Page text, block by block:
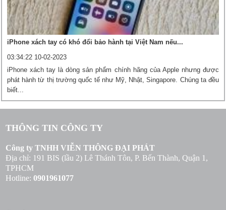
iPhone xách tay có khó đổi bảo hành tại Việt Nam nếu...
03:34:22 10-02-2023
iPhone xách tay là dòng sản phẩm chính hãng của Apple nhưng được
phát hành từ thị trường quốc tế như Mỹ, Nhật, Singapore. Chúng ta đều
biết...
THÔNG TIN CÔNG TY
Công ty TNHH VIỄN THÔNG ĐẠI PHÁT
Địa chỉ: 191 BIS (lầu 2) Lê Thánh Tôn, P. Bến Thành, Quận 1,
TPHCM
Hotline:0901961077